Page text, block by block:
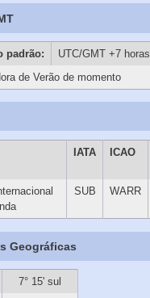
padrão:
UTC/GMT +7 horas
de Verão de momento
IATA ICAO
SUB WARR
Geográficas
7° 15' sul